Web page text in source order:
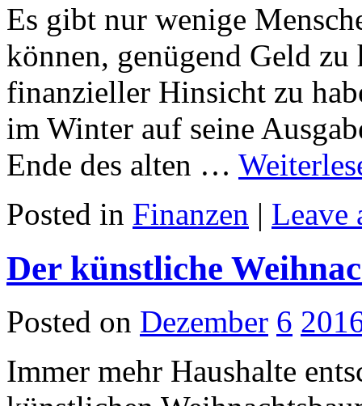
Es gibt nur wenige
können, genügend Geld
finanzieller Hinsicht zu
im Winter auf seine
Ende des alten …
Posted in Finanzen | Leave
Der künstliche
Posted on Dezember 6
Immer mehr Haushalte